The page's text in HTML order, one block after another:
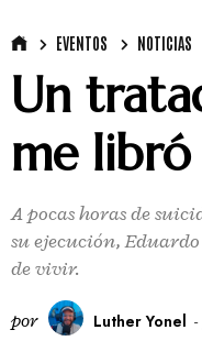
EVENTOS NOTICIAS
Un
me
A pocas horas de
su ejecución,
de vivir.
por Luther Yonel -